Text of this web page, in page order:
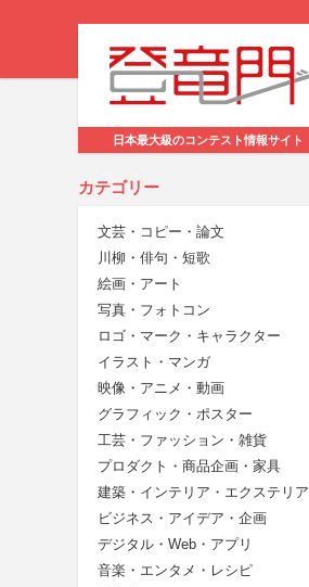
日本最大級のコンテスト情報サイト
カテゴリー
文芸・コピー・論文
川柳・俳句・短歌
絵画・アート
写真・フォトコン
ロゴ・マーク・キャラクター
イラスト・マンガ
映像・アニメ・動画
グラフィック・ポスター
工芸・ファッション・雑貨
プロダクト・商品企画・家具
建築・インテリア・エクステリア
ビジネス・アイデア・企画
デジタル・Web・アプリ
音楽・エンタメ・レシピ